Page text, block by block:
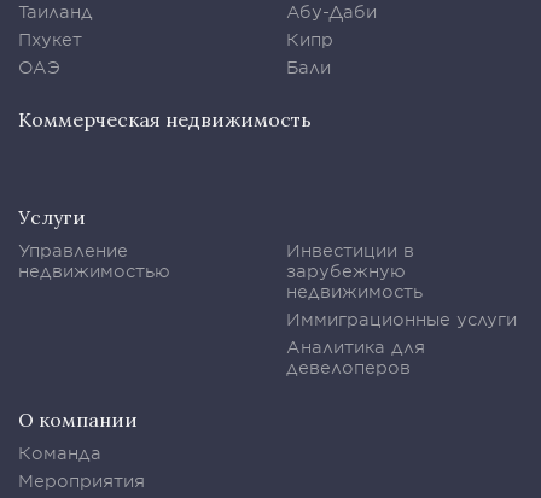
Таиланд
Пхукет
ОАЭ
Абу-Даби
Кипр
Бали
Коммерческая недвижимость
Услуги
Управление
недвижимостью
Инвестиции в
зарубежную
недвижимость
Иммиграционные услуги
Аналитика для
девелоперов
О компании
Команда
Мероприятия